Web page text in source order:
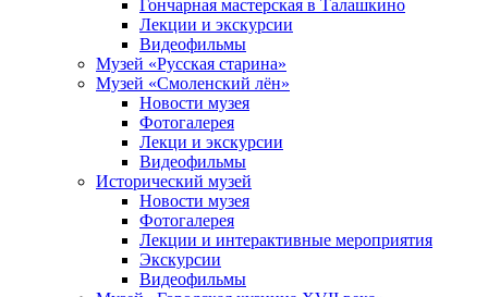
Гончарная мастерская в Талашкино
Лекции и экскурсии
Видеофильмы
Музей «Русская старина»
Музей «Смоленский лён»
Новости музея
Фотогалерея
Лекци и экскурсии
Видеофильмы
Исторический музей
Новости музея
Фотогалерея
Лекции и интерактивные мероприятия
Экскурсии
Видеофильмы